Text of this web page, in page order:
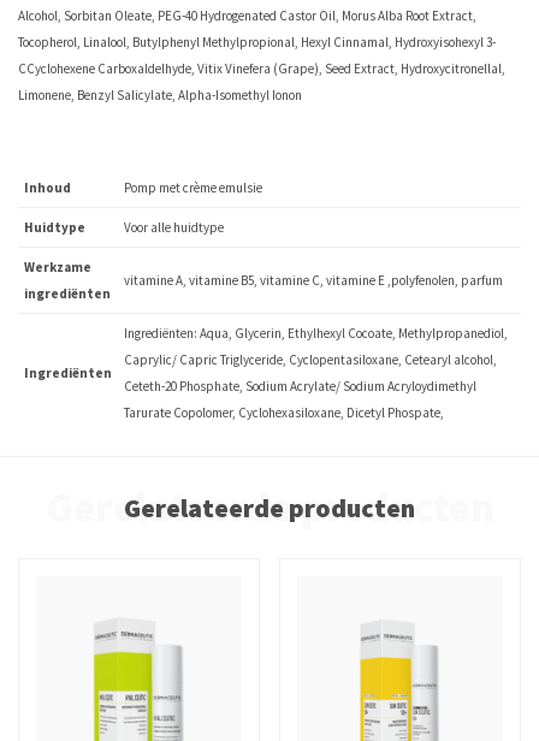
Alcohol, Sorbitan Oleate, PEG-40 Hydrogenated Castor Oil, Morus Alba Root Extract,
Tocopherol, Linalool, Butylphenyl Methylpropional, Hexyl Cinnamal, Hydroxyisohexyl 3-
CCyclohexene Carboxaldelhyde, Vitix Vinefera (Grape), Seed Extract, Hydroxycitronellal,
Limonene, Benzyl Salicylate, Alpha-Isomethyl Ionon
Inhoud Pomp met crème emulsie
Huidtype Voor alle huidtype
Werkzame
ingrediënten
vitamine A, vitamine B5, vitamine C, vitamine E ,polyfenolen, parfum
Ingrediënten
Ingrediënten: Aqua, Glycerin, Ethylhexyl Cocoate, Methylpropanediol,
Caprylic/ Capric Triglyceride, Cyclopentasiloxane, Cetearyl alcohol,
Ceteth-20 Phosphate, Sodium Acrylate/ Sodium Acryloydimethyl
Tarurate Copolomer, Cyclohexasiloxane, Dicetyl Phospate,
Gerelateerde producten
Gerelateerde producten